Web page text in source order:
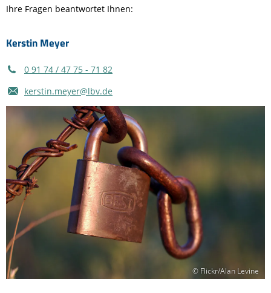
Ihre Fragen beantwortet Ihnen:
Kerstin Meyer
0 91 74 / 47 75 - 71 82
kerstin.meyer@lbv.de
© Flickr/Alan Levine